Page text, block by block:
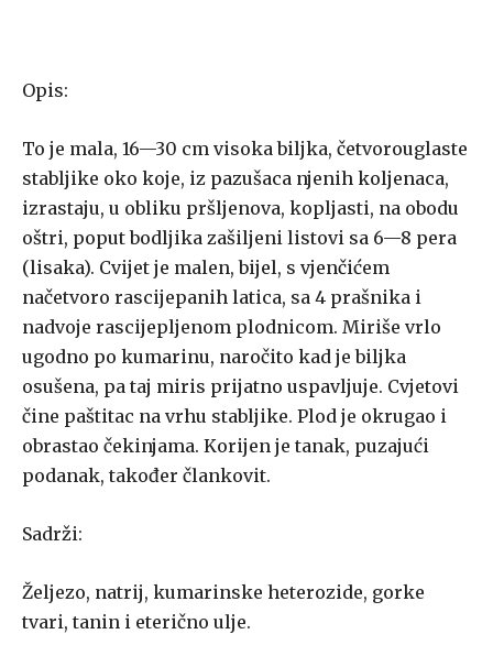
Opis:
To je mala, 16—30 cm visoka biljka, četvorouglaste
stabljike oko koje, iz pazušaca njenih koljenaca,
izrastaju, u obliku pršljenova, kopljasti, na obodu
oštri, poput bodljika zašiljeni listovi sa 6—8 pera
(lisaka). Cvijet je malen, bijel, s vjenčićem
načetvoro rascijepanih latica, sa 4 prašnika i
nadvoje rascijepljenom plodnicom. Miriše vrlo
ugodno po kumarinu, naročito kad je biljka
osušena, pa taj miris prijatno uspavljuje. Cvjetovi
čine paštitac na vrhu stabljike. Plod je okrugao i
obrastao čekinjama. Korijen je tanak, puzajući
podanak, također člankovit.
Sadrži:
Željezo, natrij, kumarinske heterozide, gorke
tvari, tanin i eterično ulje.